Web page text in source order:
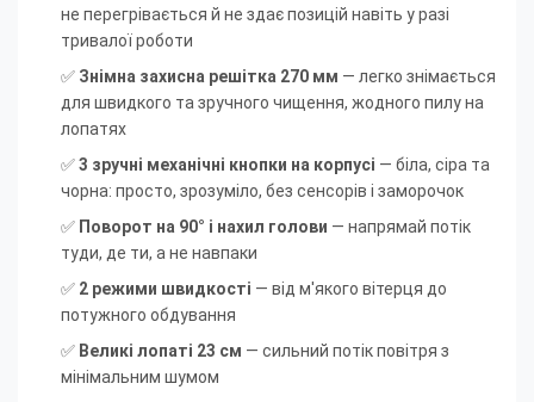
не перегрівається й не здає позицій навіть у разі
тривалої роботи
✅ Знімна захисна решітка 270 мм — легко знімається
для швидкого та зручного чищення, жодного пилу на
лопатях
✅3 зручні механічні кнопки на корпусі — біла, сіра та
чорна: просто, зрозуміло, без сенсорів і заморочок
✅ Поворот на 90° і нахил голови — напрямай потік
туди, де ти, а не навпаки
✅ 2 режими швидкості — від м'якого вітерця до
потужного обдування
✅ Великі лопаті 23 см — сильний потік повітря з
мінімальним шумом